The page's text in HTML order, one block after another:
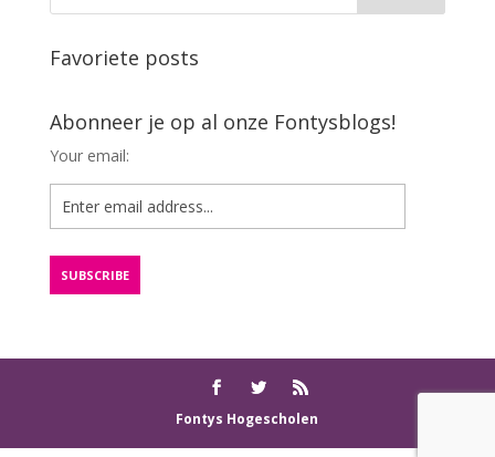
Favoriete posts
Abonneer je op al onze Fontysblogs!
Your email:
Fontys Hogescholen